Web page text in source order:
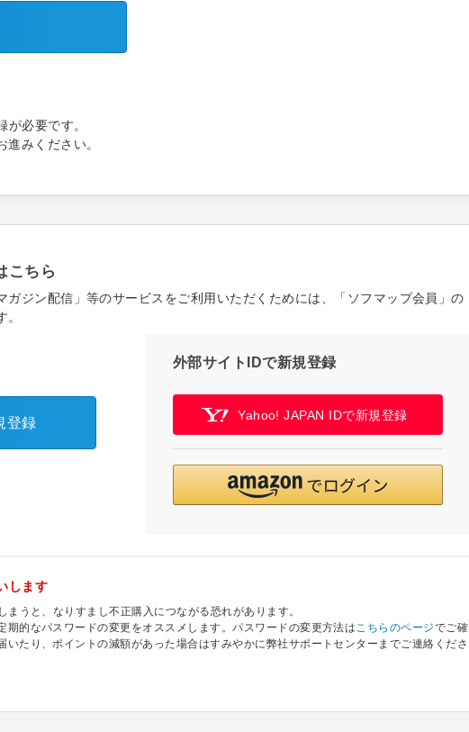
必要です。
みください。
こちら
ガジン配信」等のサービスをご利用いただくためには、「ソフマップ会員」の
登録
外部サイトIDで新規登録
Yahoo! JAPAN IDで新規登録
します
うと、なりすまし不正購入につながる恐れがあります。
的なパスワードの変更をオススメします。パスワードの変更方法はこちらのページでご確
たり、ポイントの減額があった場合はすみやかに弊社サポートセンターまでご連絡くださ